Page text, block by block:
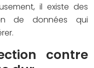
il existe des
de données qui
contre